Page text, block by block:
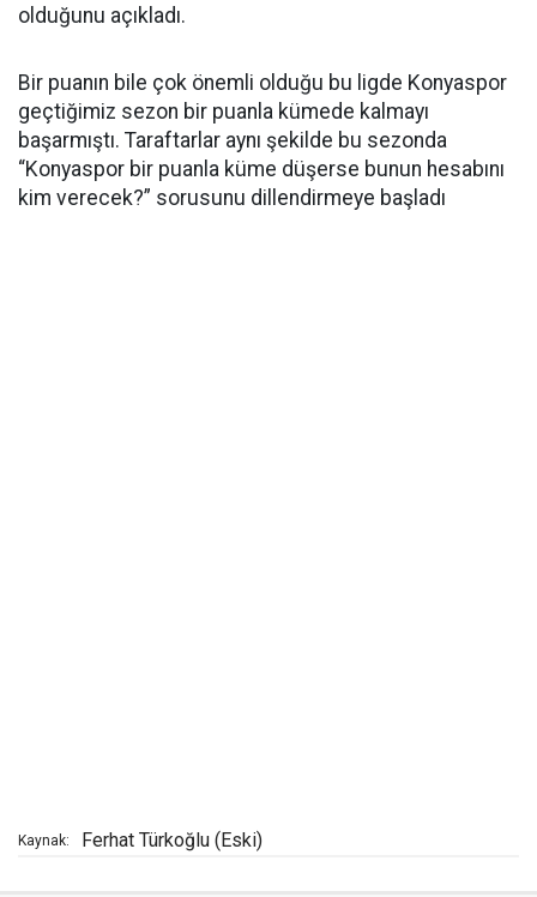
olduğunu açıkladı.
Bir puanın bile çok önemli olduğu bu ligde Konyaspor
geçtiğimiz sezon bir puanla kümede kalmayı
başarmıştı. Taraftarlar aynı şekilde bu sezonda
“Konyaspor bir puanla küme düşerse bunun hesabını
kim verecek?” sorusunu dillendirmeye başladı
Kaynak: Ferhat Türkoğlu (Eski)